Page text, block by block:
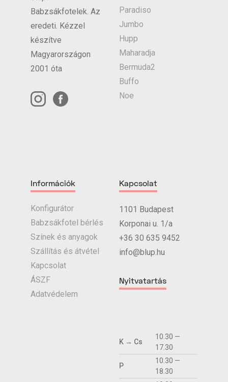
Babzsákfotelek. Az
eredeti. Kézzel
készítve
Magyarországon
2001 óta
Paradiso
Jumbo
Hupp
Maharadja
Bermuda2
Buffo
Noe
Információk
Konfigurátor
Babzsákfotel bérlés
Színek és anyagok
Szállítás és átvétel
Kapcsolat
ÁSZF
Adatvédelem
Kapcsolat
1101 Budapest
Korponai u. 1/a
+36 30 635 9452
info@blup.hu
Nyitvatartás
K → Cs
10.30 —
17.30
P
10.30 —
18.30